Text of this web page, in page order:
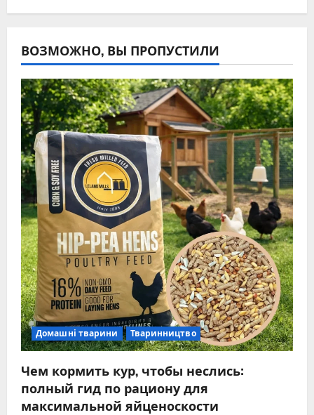
ВОЗМОЖНО, ВЫ ПРОПУСТИЛИ
Домашні тварини Тваринництво
Чем кормить кур, чтобы неслись:
полный гид по рациону для
максимальной яйценоскости